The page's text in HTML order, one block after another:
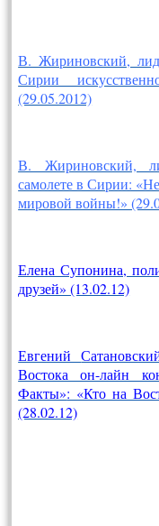
В. Жириновский,
Сирии
(29.05.2012)
В. Жириновский,
самолете в Сирии:
мировой войны!»
Елена Супонина,
друзей» (13.02.12)
Евгений
Востока он-лайн
Факты»: «Кто на
(28.02.12)